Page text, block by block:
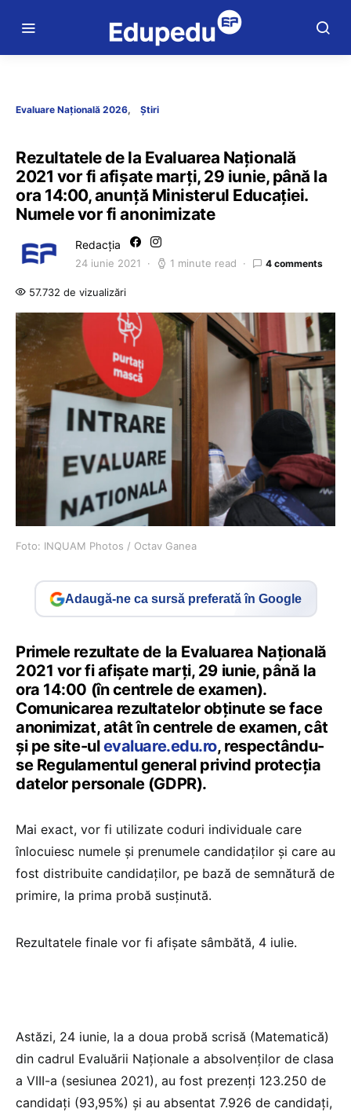
Evaluare Națională 2026 Știri
Rezultatele de la Evaluarea Națională
2021 vor fi afișate marți, 29 iunie, până la
ora 14:00, anunță Ministerul Educației.
Numele vor fi anonimizate
Redacția
24 iunie 2021 1 minute read 4 comments
57.732 de vizualizări
Foto: INQUAM Photos / Octav Ganea
Adaugă-ne ca sursă preferată în Google
Primele rezultate de la Evaluarea Națională
2021 vor fi afișate marți, 29 iunie, până la
ora 14:00 (în centrele de examen).
Comunicarea rezultatelor obținute se face
anonimizat, atât în centrele de examen, cât
și pe site-ulevaluare.edu.ro, respectându-
se Regulamentul general privind protecția
datelor personale (GDPR).
Mai exact, vor fi utilizate coduri individuale care
înlocuiesc numele și prenumele candidaților și care au
fost distribuite candidaților, pe bază de semnătură de
primire, la prima probă susținută.
Rezultatele finale vor fi afișate sâmbătă, 4 iulie.
Astăzi, 24 iunie, la a doua probă scrisă (Matematică)
din cadrul Evaluării Naționale a absolvenților de clasa
a VIII-a (sesiunea 2021), au fost prezenți 123.250 de
candidați (93,95%) și au absentat 7.926 de candidați,